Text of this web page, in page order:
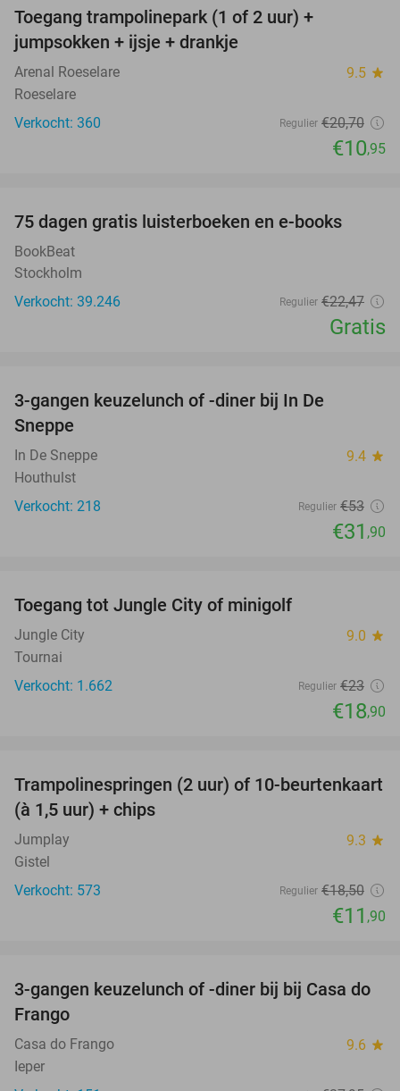
Toegang trampolinepark (1 of 2 uur) +
jumpsokken + ijsje + drankje
Arenal Roeselare 9.5 star
Roeselare
Verkocht: 360
Regulier €20,70
€10,95
75 dagen gratis luisterboeken en e-books
BookBeat
Stockholm
Verkocht: 39.246
Regulier €22,47
Gratis
3-gangen keuzelunch of -diner bij In De
Sneppe
In De Sneppe 9.4 star
Houthulst
Verkocht: 218
Regulier €53
€31 ,90
Toegang tot Jungle City of minigolf
Jungle City 9.0 star
Tournai
Verkocht: 1.662
Regulier €23
€18,90
36%
Trampolinespringen (2 uur) of 10-beurtenkaart
(à 1,5 uur) + chips
Jumplay 9.3 star
Gistel
Verkocht: 573
Regulier €18,50
€11 ,90
34%
3-gangen keuzelunch of -diner bij bij Casa do
Frango
Casa do Frango 9.6 star
Ieper